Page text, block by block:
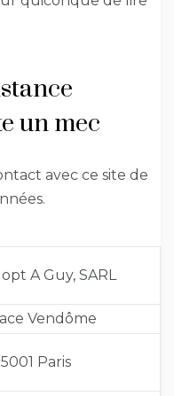
un mec
avec ce site de
A Guy, SARL
Vendôme
Paris